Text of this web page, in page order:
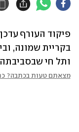
ותל חי
מצאתם טעות בכתבה?